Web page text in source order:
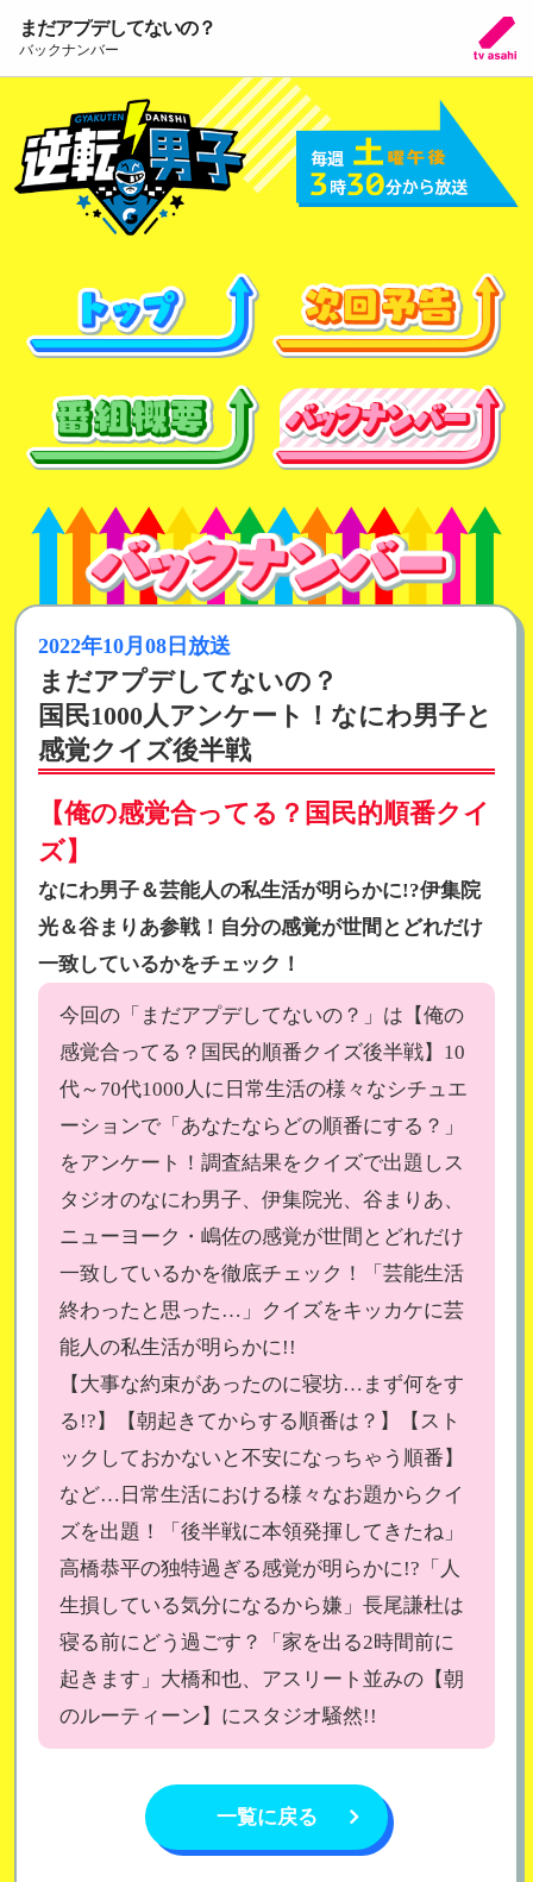
まだアプデしてないの？
バックナンバー
2022年10月08日放送
まだアプデしてないの？
国民1000人アンケート！なにわ男子と
感覚クイズ後半戦
【俺の感覚合ってる？国民的順番クイ
ズ】
なにわ男子＆芸能人の私生活が明らかに!?伊集院
光＆谷まりあ参戦！自分の感覚が世間とどれだけ
一致しているかをチェック！
今回の「まだアプデしてないの？」は【俺の
感覚合ってる？国民的順番クイズ後半戦】10
代～70代1000人に日常生活の様々なシチュエ
ーションで「あなたならどの順番にする？」
をアンケート！調査結果をクイズで出題しス
タジオのなにわ男子、伊集院光、谷まりあ、
ニューヨーク・嶋佐の感覚が世間とどれだけ
一致しているかを徹底チェック！「芸能生活
終わったと思った…」クイズをキッカケに芸
能人の私生活が明らかに!!
【大事な約束があったのに寝坊…まず何をす
る!?】【朝起きてからする順番は？】【スト
ックしておかないと不安になっちゃう順番】
など…日常生活における様々なお題からクイ
ズを出題！「後半戦に本領発揮してきたね」
高橋恭平の独特過ぎる感覚が明らかに!?「人
生損している気分になるから嫌」長尾謙杜は
寝る前にどう過ごす？「家を出る2時間前に
起きます」大橋和也、アスリート並みの【朝
のルーティーン】にスタジオ騒然!!
一覧に戻る